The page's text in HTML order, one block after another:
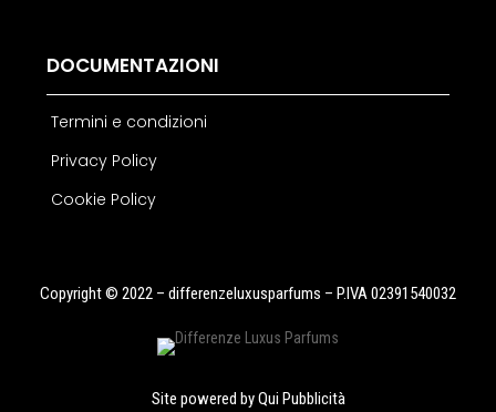
DOCUMENTAZIONI
Termini e condizioni
Privacy Policy
Cookie Policy
Copyright © 2022 – differenzeluxusparfums – P.IVA 02391540032
Site powered byQui Pubblicità